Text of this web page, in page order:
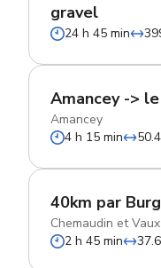
gravel
24 h 45 min
Amancey ->
Amancey
4 h 15 min
40km par
Chemaudin et Vaux
2 h 45 min